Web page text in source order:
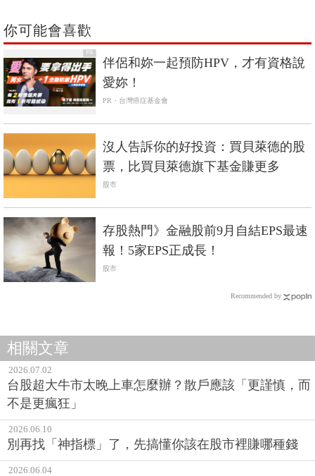
你可能會喜歡
PR
伴侶和妳一起預防HPV，才有資格說
愛妳！
PR・台灣癌症基金會
沒人告訴你的好投資：買貝萊德的股
票，比買貝萊德旗下基金賺更多
股市
存股熱門》金融股前9月自結EPS最速
報！5家EPS正成長！
股市
Recommended by
相關文章
2026.07.02
台股超大牛市太晚上車怎麼辦？散戶應該「更謹慎，而
不是更瘋狂」
2026.06.10
別再找「神指標」了，先搞懂你該在股市裡賺哪種錢
2026.06.04